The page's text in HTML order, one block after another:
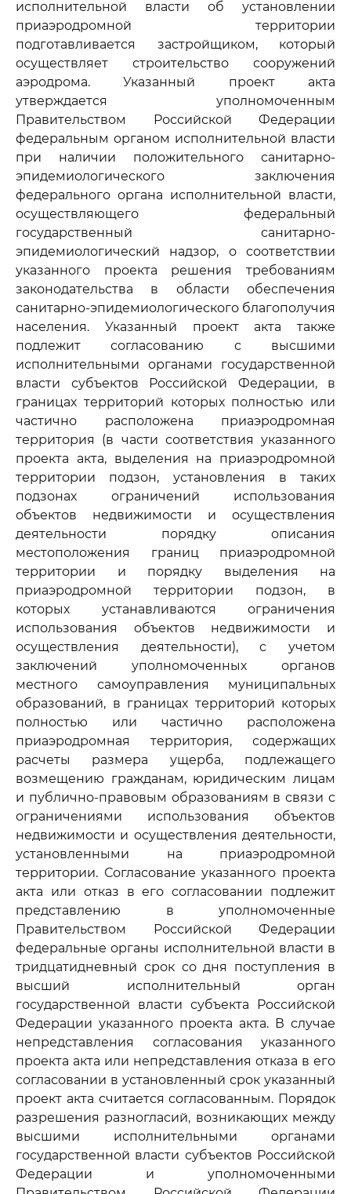
исполнительной власти об установлении
приаэродромной территории
подготавливается застройщиком, который
осуществляет строительство сооружений
аэродрома. Указанный проект акта
утверждается уполномоченным
Правительством Российской Федерации
федеральным органом исполнительной власти
при наличии положительного санитарно-
эпидемиологического заключения
федерального органа исполнительной власти,
осуществляющего федеральный
государственный санитарно-
эпидемиологический надзор, о соответствии
указанного проекта решения требованиям
законодательства в области обеспечения
санитарно-эпидемиологического благополучия
населения. Указанный проект акта также
подлежит согласованию с высшими
исполнительными органами государственной
власти субъектов Российской Федерации, в
границах территорий которых полностью или
частично расположена приаэродромная
территория (в части соответствия указанного
проекта акта, выделения на приаэродромной
территории подзон, установления в таких
подзонах ограничений использования
объектов недвижимости и осуществления
деятельности порядку описания
местоположения границ приаэродромной
территории и порядку выделения на
приаэродромной территории подзон, в
которых устанавливаются ограничения
использования объектов недвижимости и
осуществления деятельности), с учетом
заключений уполномоченных органов
местного самоуправления муниципальных
образований, в границах территорий которых
полностью или частично расположена
приаэродромная территория, содержащих
расчеты размера ущерба, подлежащего
возмещению гражданам, юридическим лицам
и публично-правовым образованиям в связи с
ограничениями использования объектов
недвижимости и осуществления деятельности,
установленными на приаэродромной
территории. Согласование указанного проекта
акта или отказ в его согласовании подлежит
представлению в уполномоченные
Правительством Российской Федерации
федеральные органы исполнительной власти в
тридцатидневный срок со дня поступления в
высший исполнительный орган
государственной власти субъекта Российской
Федерации указанного проекта акта. В случае
непредставления согласования указанного
проекта акта или непредставления отказа в его
согласовании в установленный срок указанный
проект акта считается согласованным. Порядок
разрешения разногласий, возникающих между
высшими исполнительными органами
государственной власти субъектов Российской
Федерации и уполномоченными